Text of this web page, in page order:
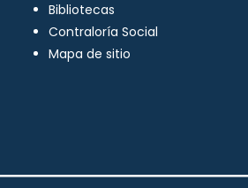
Bibliotecas
Contraloría Social
Mapa de sitio